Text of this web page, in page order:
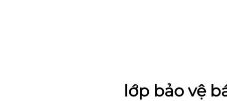
lớp bảo vệ